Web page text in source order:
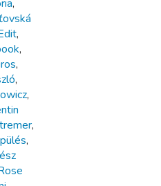
,
,
,
,
,
,
,
,